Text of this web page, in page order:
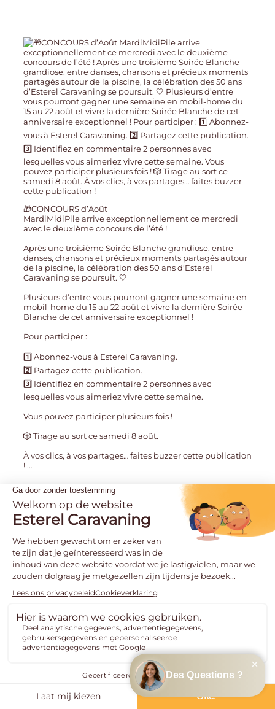
🎁CONCOURS d’Août
MardiMidiPile arrive exceptionnellement ce mercredi
avec le deuxième concours de l’été !
Après une troisième Soirée Blanche grandiose, entre
danses, chansons et précieux moments partagés autour
de la piscine, la célébration des 50 ans d’Esterel
Caravaning se poursuit. 🤍
Plusieurs d’entre vous pourront gagner une semaine en
mobil-home du 15 au 22 août et vivre la dernière Soirée
Blanche de cet anniversaire exceptionnel !
Pour participer :
1️⃣ Abonnez-vous à Esterel Caravaning.
2️⃣ Partagez cette publication.
3️⃣ Identifiez en commentaire 2 personnes avec
lesquelles vous aimeriez vivre cette semaine.
Vous pouvez participer plusieurs fois !
🎲 Tirage au sort ce samedi 8 août.
À vos clics, à vos partages… faites buzzer cette publication
! …